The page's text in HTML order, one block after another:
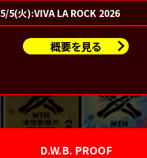
5/5(火):VIVA LA ROCK 2026
概要を見る
D.W.B. PROOF